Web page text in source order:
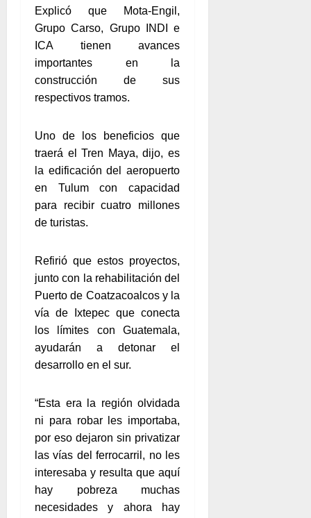
Explicó que Mota-Engil,
Grupo Carso, Grupo INDI e
ICA tienen avances
importantes en la
construcción de sus
respectivos tramos.
Uno de los beneficios que
traerá el Tren Maya, dijo, es
la edificación del aeropuerto
en Tulum con capacidad
para recibir cuatro millones
de turistas.
Refirió que estos proyectos,
junto con la rehabilitación del
Puerto de Coatzacoalcos y la
vía de Ixtepec que conecta
los límites con Guatemala,
ayudarán a detonar el
desarrollo en el sur.
“Esta era la región olvidada
ni para robar les importaba,
por eso dejaron sin privatizar
las vías del ferrocarril, no les
interesaba y resulta que aquí
hay pobreza muchas
necesidades y ahora hay